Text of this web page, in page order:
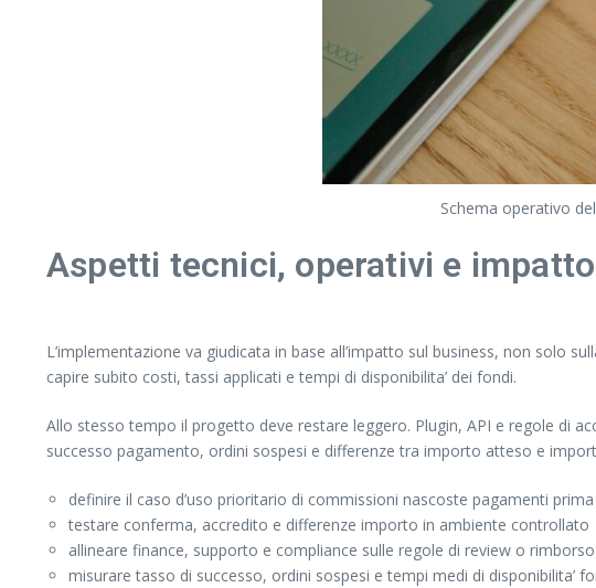
Schema operativo
Aspetti tecnici, operativi e
L’implementazione va giudicata in base all’impatto sul business, non solo
capire subito costi, tassi applicati e tempi di disponibilita’ dei fondi.
Allo stesso tempo il progetto deve restare leggero. Plugin, API e regole di
successo pagamento, ordini sospesi e differenze tra importo atteso e
definire il caso d’uso prioritario di commissioni nascoste pagamenti
testare conferma, accredito e differenze importo in ambiente controllato
allineare finance, supporto e compliance sulle regole di review o rimborso
misurare tasso di successo, ordini sospesi e tempi medi di disponibilita’